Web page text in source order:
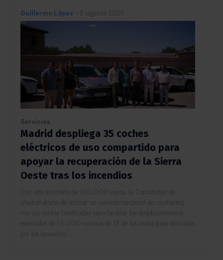
Guillermo López - 5 agosto 2026
Servicios
Madrid despliega 35 coches
eléctricos de uso compartido para
apoyar la recuperación de la Sierra
Oeste tras los incendios
Con una inversión de 100.000 euros, la Comunidad de
Madrid acaba de activar un servicio temporal de carsharing
con sus tarifas bonificadas para facilitar los desplazamientos
esenciales de 56.000 vecinos de 17 de los municipios afectados
por los incendios...